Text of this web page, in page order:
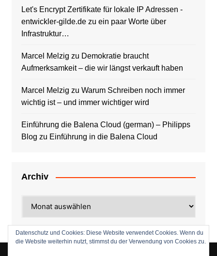
Let's Encrypt Zertifikate für lokale IP Adressen -
entwickler-gilde.dezu ein paar Worte über
Infrastruktur…
Marcel Melzig zu Demokratie braucht
Aufmerksamkeit – die wir längst verkauft haben
Marcel Melzig zu Warum Schreiben noch immer
wichtig ist – und immer wichtiger wird
Einführung die Balena Cloud (german) – Philipps
Blog zu Einführung in die Balena Cloud
Archiv
Datenschutz und Cookies: Diese Website verwendet Cookies. Wenn du
die Website weiterhin nutzt, stimmst du der Verwendung von Cookies zu.